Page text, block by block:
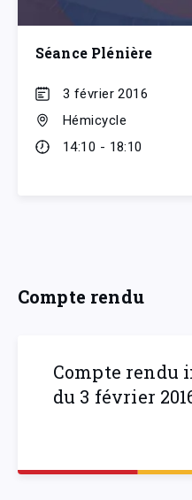
Séance Plénière
3 février 2016
Hémicycle
14:10 - 18:10
Compte rendu
Compte rendu
du 3 février